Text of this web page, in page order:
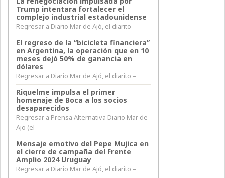
Trump intentara fortalecer el
complejo industrial estadounidense
Regresar a Diario Mar de Ajó, el diarito –
El regreso de la “bicicleta financiera”
en Argentina, la operación que en 10
meses dejó 50% de ganancia en
dólares
Regresar a Diario Mar de Ajó, el diarito –
Riquelme impulsa el primer
homenaje de Boca a los socios
desaparecidos
Regresar a Prensa Alternativa Diario Mar de
Ajo (el
Mensaje emotivo del Pepe Mujica en
el cierre de campaña del Frente
Amplio 2024 Uruguay
Regresar a Diario Mar de Ajó, el diarito –